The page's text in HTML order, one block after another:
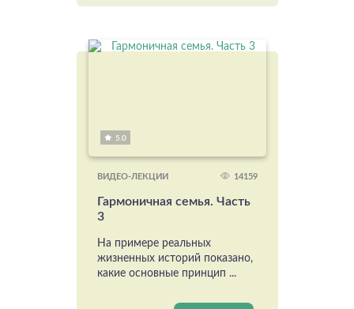
5.0
ВИДЕО-ЛЕКЦИИ 14159
Гармоничная семья. Часть
3
На примере реальных
жизненных историй показано,
какие основные принцип ...